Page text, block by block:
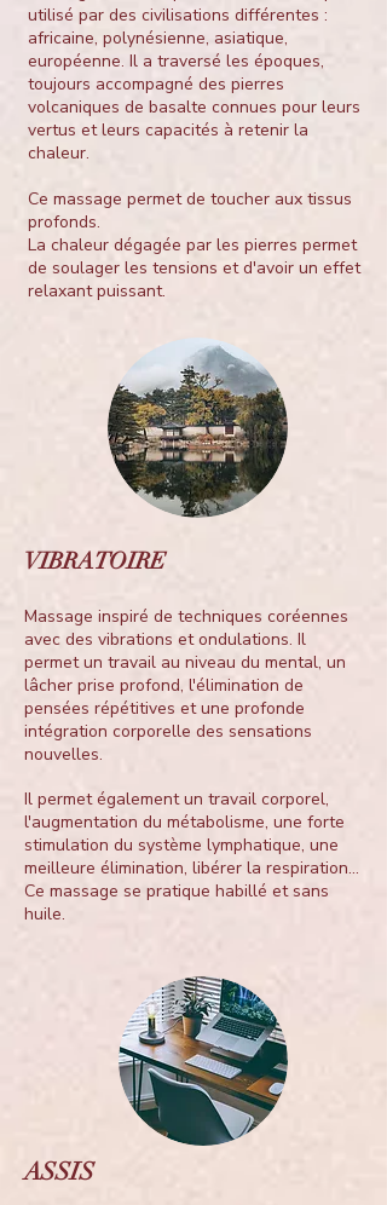
utilisé par des civilisations différentes :
africaine, polynésienne, asiatique,
européenne. Il a traversé les époques,
toujours accompagné des pierres
volcaniques de basalte connues pour leurs
vertus et leurs capacités à retenir la
chaleur.
Ce massage permet de toucher aux tissus
profonds.
La chaleur dégagée par les pierres permet
de soulager les tensions et d'avoir un effet
relaxant puissant.
VIBRATOIRE
Massage inspiré de techniques coréennes
avec des vibrations et ondulations. Il
permet un travail au niveau du mental, un
lâcher prise profond, l'élimination de
pensées répétitives et une profonde
intégration corporelle des sensations
nouvelles.
Il permet également un travail corporel,
l'augmentation du métabolisme, une forte
stimulation du système lymphatique, une
meilleure élimination, libérer la respiration...
Ce massage se pratique habillé et sans
huile.
ASSIS